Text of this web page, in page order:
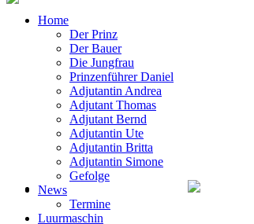
Home
Der Prinz
Der Bauer
Die Jungfrau
Prinzenführer Daniel
Adjutantin Andrea
Adjutant Thomas
Adjutant Bernd
Adjutantin Ute
Adjutantin Britta
Adjutantin Simone
Gefolge
News
Termine
Luurmaschin